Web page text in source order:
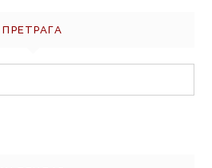
ПРЕТРАГА